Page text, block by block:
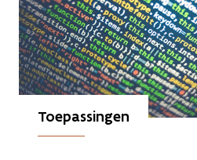
Toepassingen